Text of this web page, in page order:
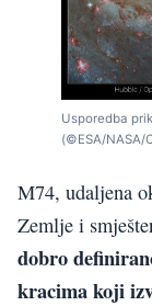
Usporedba
(©ESA/NASA/
M74, udaljena
Zemlje i
dobro
kracima koji